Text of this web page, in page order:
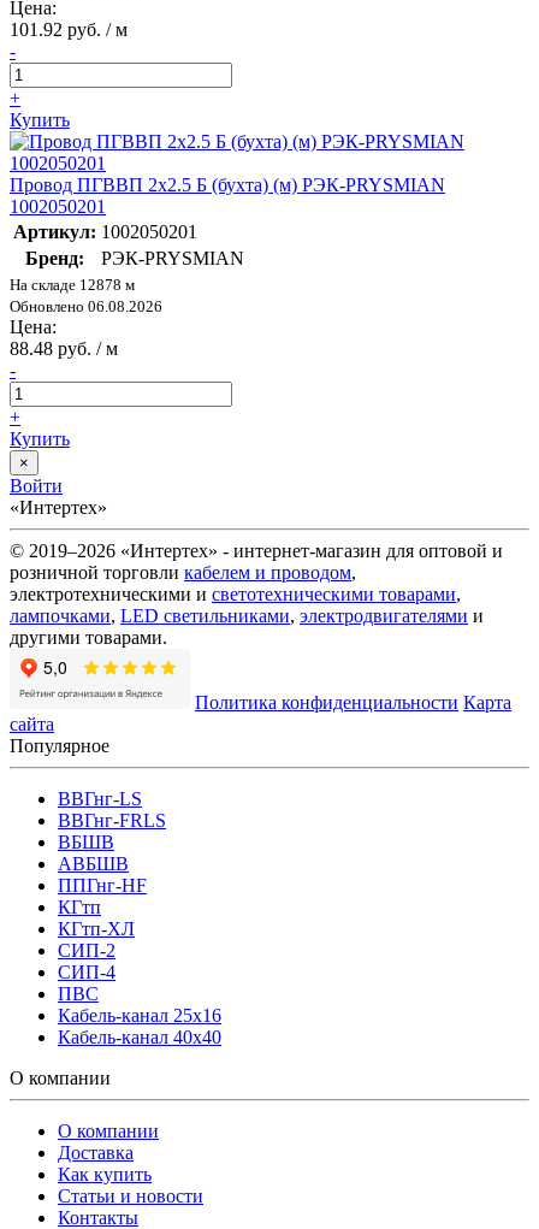
Цена:
101.92 руб. / м
-
+
Купить
Провод ПГВВП 2х2.5 Б (бухта) (м) РЭК-PRYSMIAN
1002050201
Артикул: 1002050201
Бренд:
РЭК-PRYSMIAN
На складе 12878 м
Обновлено 06.08.2026
Цена:
88.48 руб. / м
-
+
Купить
×
Войти
«Интертех»
© 2019–2026 «Интертех» - интернет-магазин для оптовой и
розничной торговли кабелем и проводом,
электротехническими и светотехническими товарами,
лампочками, LED светильниками, электродвигателями и
другими товарами.
Политика конфиденциальности Карта
сайта
Популярное
ВВГнг-LS
ВВГнг-FRLS
ВБШВ
АВБШВ
ППГнг-HF
КГтп
КГтп-ХЛ
СИП-2
СИП-4
ПВС
Кабель-канал 25х16
Кабель-канал 40х40
О компании
О компании
Доставка
Как купить
Статьи и новости
Контакты